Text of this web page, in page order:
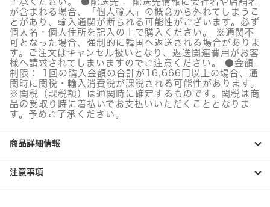
マ
ス
ク
個
が含まれる場合、「個人輸入」の概念から外れてしまうこ
とがあり、輸入通関が断られる可能性がございます。必ず
個人名・個人住所を記入の上で購入ください。 ※通関不
可となった場合、強制的に韓国へ返送される場合がありま
す。ご注文はキャンセル扱いとなり、返送関連費用がお客
様へ請求されてしまいますのでご注意ください。 ●金額
制限： 1回の購入金額の合計が16,666円以上の場合、通
関時に関税・輸入消費税が課税される可能性があります。
※関税（課税額）は通関時に確定するものです。関税は商
品の受取り時に着払いでお支払いいただくこととなりま
す。予めご了承ください。
商品詳細情報
注意事項